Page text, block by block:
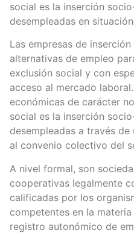
social es la inserción
desempleadas en
Las empresas de
alternativas de empleo
exclusión social y con
acceso al mercado
económicas de carácter
social es la inserción
desempleadas a través
al convenio colectivo del
A nivel formal, son
cooperativas legalmente
calificadas por los
competentes en la
registro autonómico de